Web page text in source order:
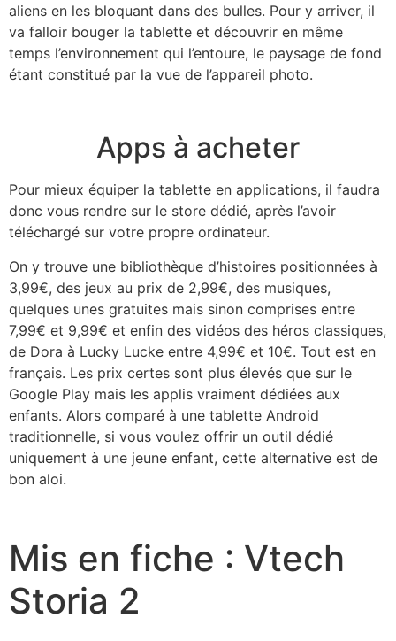
aliens en les bloquant dans des bulles. Pour y arriver, il
va falloir bouger la tablette et découvrir en même
temps l’environnement qui l’entoure, le paysage de fond
étant constitué par la vue de l’appareil photo.
Apps à acheter
Pour mieux équiper la tablette en applications, il faudra
donc vous rendre sur le store dédié, après l’avoir
téléchargé sur votre propre ordinateur.
On y trouve une bibliothèque d’histoires positionnées à
3,99€, des jeux au prix de 2,99€, des musiques,
quelques unes gratuites mais sinon comprises entre
7,99€ et 9,99€ et enfin des vidéos des héros classiques,
de Dora à Lucky Lucke entre 4,99€ et 10€. Tout est en
français. Les prix certes sont plus élevés que sur le
Google Play mais les applis vraiment dédiées aux
enfants. Alors comparé à une tablette Android
traditionnelle, si vous voulez offrir un outil dédié
uniquement à une jeune enfant, cette alternative est de
bon aloi.
Mis en fiche : Vtech
Storia 2